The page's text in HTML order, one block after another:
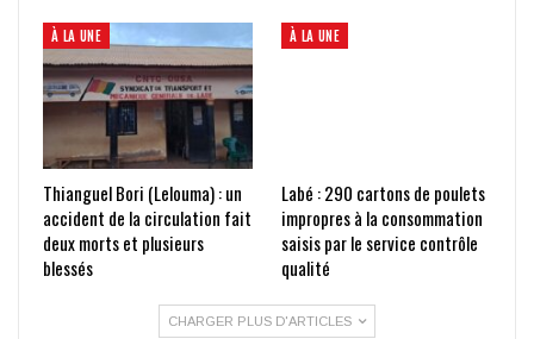
À LA UNE
Thianguel Bori (Lelouma) : un
accident de la circulation fait
deux morts et plusieurs
blessés
À LA UNE
Labé : 290 cartons de poulets
impropres à la consommation
saisis par le service contrôle
qualité
CHARGER PLUS D'ARTICLES